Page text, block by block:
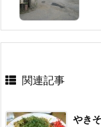
関連記事
やき